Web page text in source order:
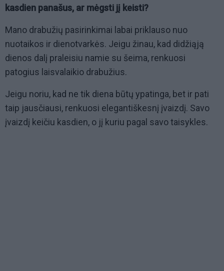
kasdien panašus, ar mėgsti jį keisti?
Mano drabužių pasirinkimai labai priklauso nuo
nuotaikos ir dienotvarkės. Jeigu žinau, kad didžiąją
dienos dalį praleisiu namie su šeima, renkuosi
patogius laisvalaikio drabužius.
Jeigu noriu, kad ne tik diena būtų ypatinga, bet ir pati
taip jausčiausi, renkuosi elegantiškesnį įvaizdį. Savo
įvaizdį keičiu kasdien, o jį kuriu pagal savo taisykles.